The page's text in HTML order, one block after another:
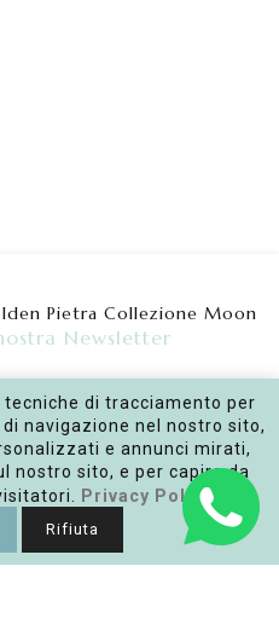
Pietra Collezione Moon
Newsletter
tua e-mail
tecniche di tracciamento per
navigazione nel nostro sito,
e annunci mirati,
nostro sito, e per capire da
Privacy Policy
Rifiuta